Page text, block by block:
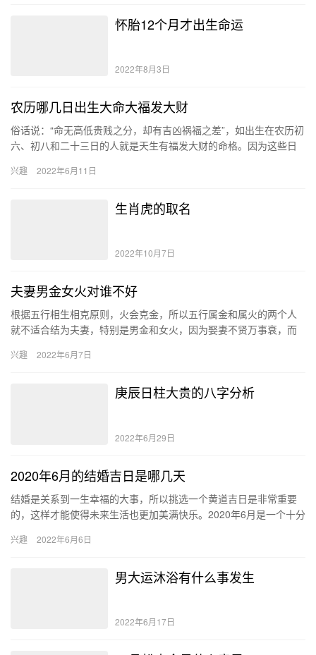
怀胎12个月才出生命运
2022年8月3日
农历哪几日出生大命大福发大财
俗话说：“命无高低贵贱之分，却有吉凶祸福之差”，如出生在农历初
六、初八和二十三日的人就是天生有福发大财的命格。因为这些日
命，…
兴趣 2022年6月11日
生肖虎的取名
2022年10月7日
夫妻男金女火对谁不好
根据五行相生相克原则，火会克金，所以五行属金和属火的两个人
就不适合结为夫妻，特别是男金和女火，因为娶妻不贤万事衰，而
可以通…
兴趣 2022年6月7日
庚辰日柱大贵的八字分析
2022年6月29日
2020年6月的结婚吉日是哪几天
结婚是关系到一生幸福的大事，所以挑选一个黄道吉日是非常重要
的，这样才能使得未来生活也更加美满快乐。2020年6月是一个十分
兴趣 2022年6月6日
男大运沐浴有什么事发生
2022年6月17日